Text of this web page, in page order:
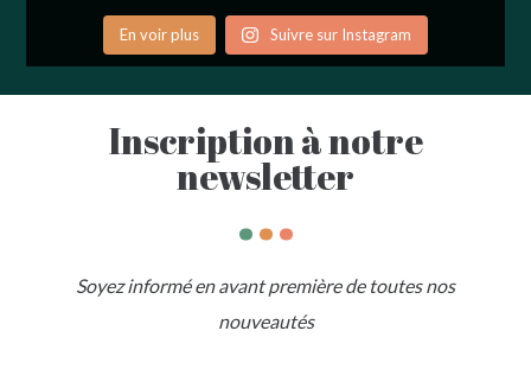
En voir plus Suivre sur Instagram
Inscription à notre
newsletter
...
Soyez informé en avant première de toutes nos
nouveautés